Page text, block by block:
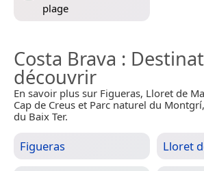
plage
Costa Brava :
découvrir
En savoir plus sur Figueras, Lloret de
Cap de Creus et Parc naturel du
du Baix Ter.
Figueras Lloret